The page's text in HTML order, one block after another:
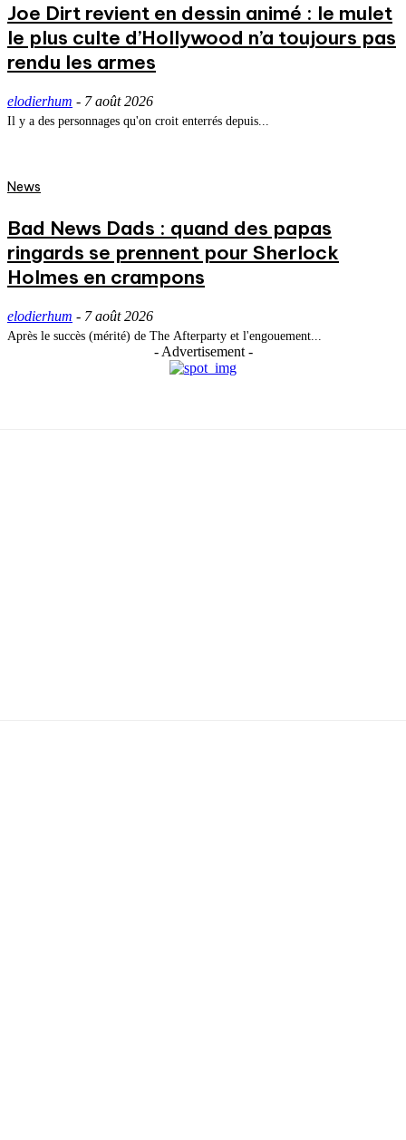
Joe Dirt revient en dessin animé : le mulet
le plus culte d’Hollywood n’a toujours pas
rendu les armes
elodierhum - 7 août 2026
Il y a des personnages qu'on croit enterrés depuis...
News
Bad News Dads : quand des papas
ringards se prennent pour Sherlock
Holmes en crampons
elodierhum - 7 août 2026
Après le succès (mérité) de The Afterparty et l'engouement...
- Advertisement -